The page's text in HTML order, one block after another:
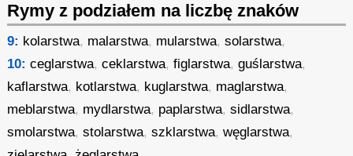
Rymy z podziałem na liczbę znaków
9: kolarstwa, malarstwa, mularstwa,solarstwa,
10: ceglarstwa,ceklarstwa,figlarstwa,guślarstwa,
kaflarstwa, kotlarstwa, kuglarstwa, maglarstwa,
meblarstwa, mydlarstwa, paplarstwa,sidlarstwa,
smolarstwa,stolarstwa,szklarstwa,węglarstwa,